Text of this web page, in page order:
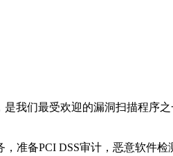
我们最受欢迎的漏洞扫描程序
准备PCI DSS审计，恶意软件